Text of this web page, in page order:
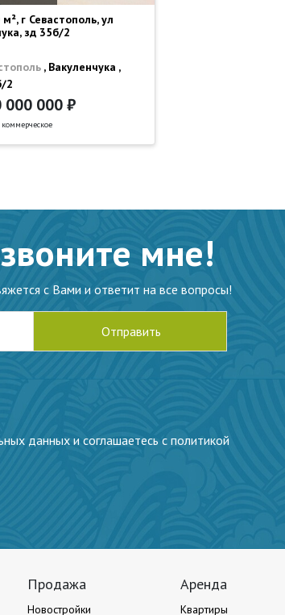
г Севастополь, ул
зд 35б/2
, Вакуленчука ,
2
000 000 ₽
мне!
с Вами и ответит на все вопросы!
данных и соглашаетесь с политикой
Продажа
Новостройки
Аренда
Квартиры